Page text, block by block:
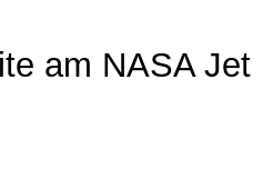
am NASA Jet